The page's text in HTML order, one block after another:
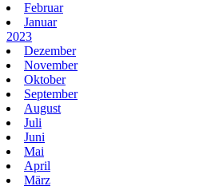
Februar
Januar
2023
Dezember
November
Oktober
September
August
Juli
Juni
Mai
April
März